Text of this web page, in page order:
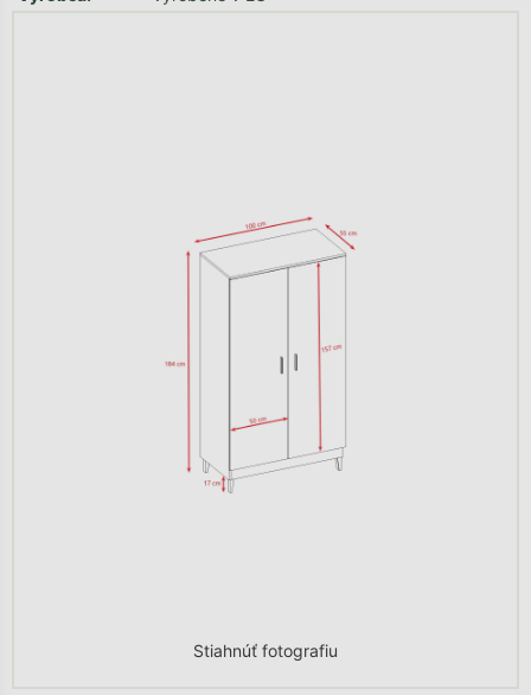
Stiahnúť fotografiu